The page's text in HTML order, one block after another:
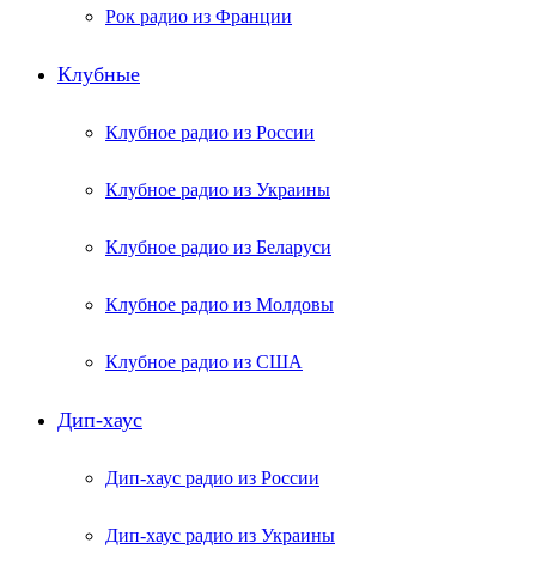
Рок радио из Франции
Клубные
Клубное радио из России
Клубное радио из Украины
Клубное радио из Беларуси
Клубное радио из Молдовы
Клубное радио из США
Дип-хаус
Дип-хаус радио из России
Дип-хаус радио из Украины